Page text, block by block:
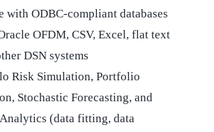
with ODBC-compliant databases
OFDM, CSV, Excel, flat text
DSN systems
Risk Simulation, Portfolio
Stochastic Forecasting, and
(data fitting, data